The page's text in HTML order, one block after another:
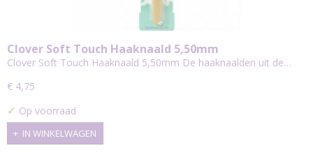
Clover Soft Touch Haaknaald 5,50mm
Clover Soft Touch Haaknaald 5,50mm De haaknaalden uit de…
€ 4,75
✓ Op voorraad
IN WINKELWAGEN